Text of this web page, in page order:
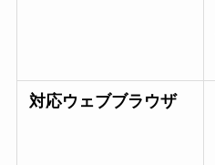
対応ウェブブラウザ